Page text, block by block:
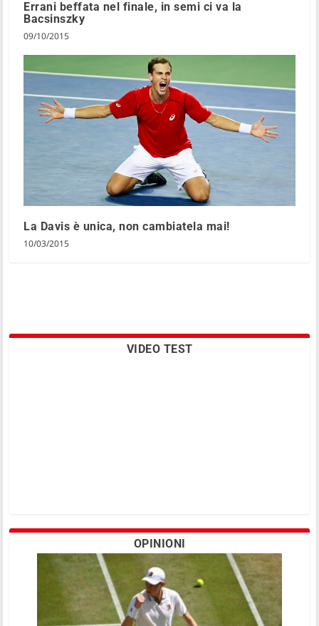
Errani beffata nel finale, in semi ci va la
Bacsinszky
09/10/2015
La Davis è unica, non cambiatela mai!
10/03/2015
VIDEO TEST
OPINIONI